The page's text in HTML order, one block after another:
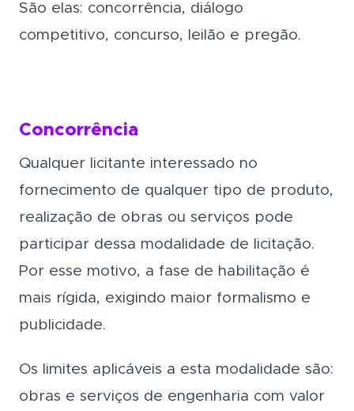
São elas: concorrência, diálogo
competitivo, concurso, leilão e pregão.
Concorrência
Qualquer licitante interessado no
fornecimento de qualquer tipo de produto,
realização de obras ou serviços pode
participar dessa modalidade de licitação.
Por esse motivo, a fase de habilitação é
mais rígida, exigindo maior formalismo e
publicidade.
Os limites aplicáveis a esta modalidade são:
obras e serviços de engenharia com valor